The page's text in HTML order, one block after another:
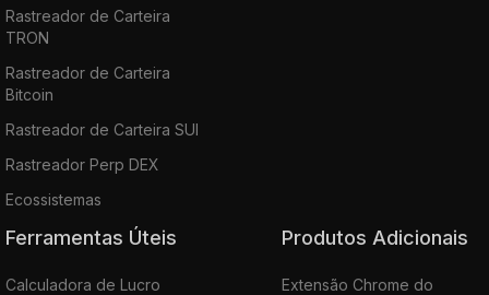
Rastreador de Carteira
TRON
Rastreador de Carteira
Bitcoin
Rastreador de Carteira SUI
Rastreador Perp DEX
Ecossistemas
Ferramentas Úteis
Calculadora de Lucro
Produtos Adicionais
Extensão Chrome do